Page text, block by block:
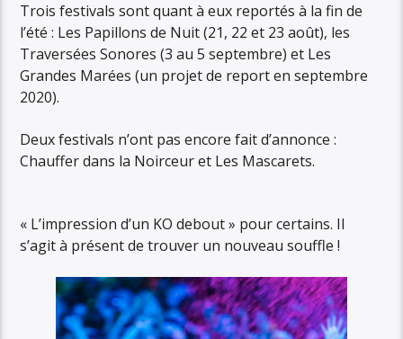
Trois festivals sont quant à eux reportés à la fin de
l’été : Les Papillons de Nuit (21, 22 et 23 août), les
Traversées Sonores (3 au 5 septembre) et Les
Grandes Marées (un projet de report en septembre
2020).
Deux festivals n’ont pas encore fait d’annonce :
Chauffer dans la Noirceur et Les Mascarets.
« L’impression d’un KO debout » pour certains. Il
s’agit à présent de trouver un nouveau souffle !